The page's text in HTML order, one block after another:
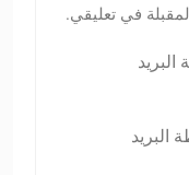
في تعليقي.
البريد
البريد